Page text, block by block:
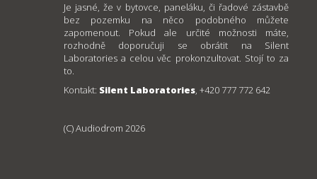
Je jasné, že v bytovce, paneláku, či řadové zástavbě
bez pozemku na něco podobného můžete
zapomenout. Pokud ale určité možnosti máte,
rozhodně doporučuji se obrátit na Silent
Laboratories a celou věc prokonzultovat. Stojí to za
to.
Kontakt: Silent Laboratories, +420 777 772 642
(C) Audiodrom 2026